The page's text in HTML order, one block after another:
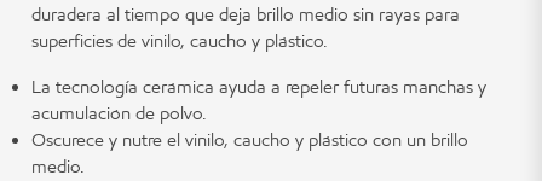
duradera al tiempo que deja brillo medio sin rayas para
superficies de vinilo, caucho y plástico.
La tecnología cerámica ayuda a repeler futuras manchas y
acumulación de polvo.
Oscurece y nutre el vinilo, caucho y plástico con un brillo
medio.